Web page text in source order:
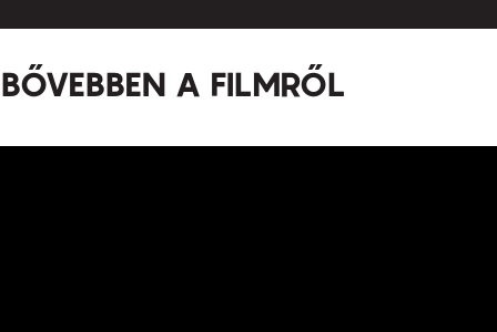
BŐVEBBEN A FILMRŐL